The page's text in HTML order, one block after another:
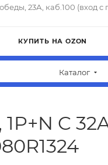
23А, каб.100 (вход
КУПИТЬ НА OZON
Каталог
C